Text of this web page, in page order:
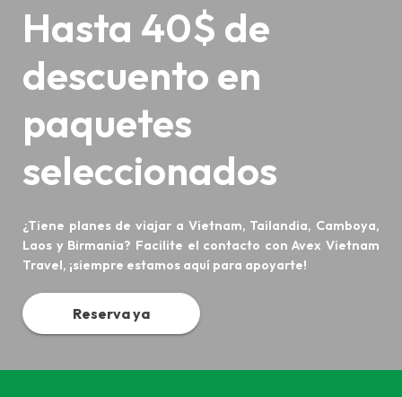
Hasta 40$ de
descuento en
paquetes
seleccionados
¿Tiene planes de viajar a Vietnam, Tailandia, Camboya,
Laos y Birmania? Facilite el contacto con Avex Vietnam
Travel, ¡siempre estamos aquí para apoyarte!
Reserva ya